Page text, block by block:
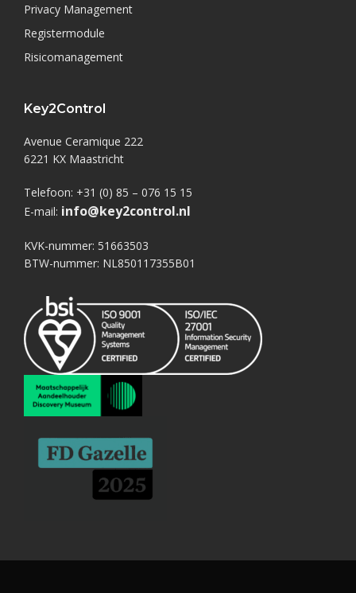
Privacy Management
Registermodule
Risicomanagement
Key2Control
Avenue Ceramique 222
6221 KX Maastricht
Telefoon: +31 (0) 85 – 076 15 15
E-mail: info@key2control.nl
KVK-nummer: 51663503
BTW-nummer: NL850117355B01